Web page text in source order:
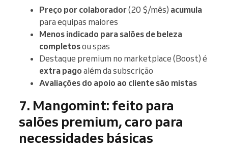
Preço por colaborador(20 $/mês) acumula
para equipas maiores
Menos indicado para salões de beleza
completosou spas
Destaque premium no marketplace (Boost) é
extra pago além da subscrição
Avaliações do apoio ao cliente são mistas
7. Mangomint: feito para
salões premium, caro para
necessidades básicas